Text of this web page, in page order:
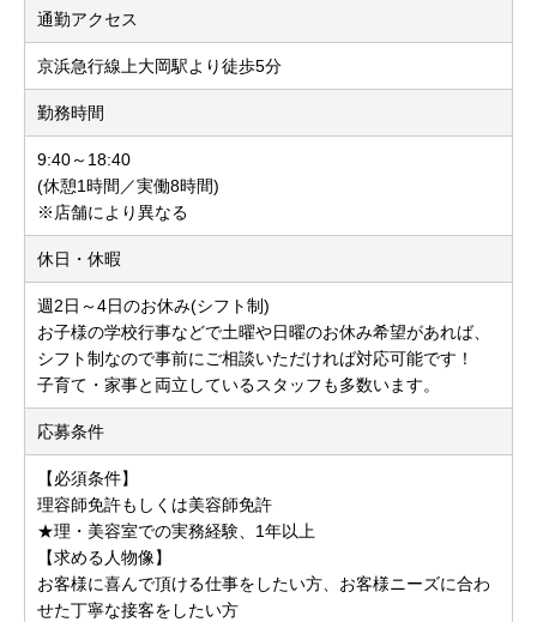
通勤アクセス
京浜急行線上大岡駅より徒歩5分
勤務時間
9:40～18:40
(休憩1時間／実働8時間)
※店舗により異なる
休日・休暇
週2日～4日のお休み(シフト制)
お子様の学校行事などで土曜や日曜のお休み希望があれば、
シフト制なので事前にご相談いただければ対応可能です！
子育て・家事と両立しているスタッフも多数います。
応募条件
【必須条件】
理容師免許もしくは美容師免許
★理・美容室での実務経験、1年以上
【求める人物像】
お客様に喜んで頂ける仕事をしたい方、お客様ニーズに合わ
せた丁寧な接客をしたい方